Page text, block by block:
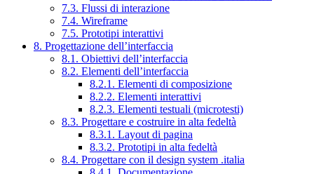
7.3. Flussi di interazione
7.4. Wireframe
7.5. Prototipi interattivi
8. Progettazione dell’interfaccia
8.1. Obiettivi dell’interfaccia
8.2. Elementi dell’interfaccia
8.2.1. Elementi di composizione
8.2.2. Elementi interattivi
8.2.3. Elementi testuali (microtesti)
8.3. Progettare e costruire in alta fedeltà
8.3.1. Layout di pagina
8.3.2. Prototipi in alta fedeltà
8.4. Progettare con il design system .italia